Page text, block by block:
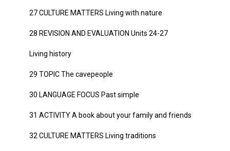
27 CULTURE MATTERS Living with nature
28 REVISION AND EVALUATION Units 24-27
Living history
29 TOPIC The cavepeople
30 LANGUAGE FOCUS Past simple
31 ACTIVITY A book about your family and friends
32 CULTURE MATTERS Living traditions